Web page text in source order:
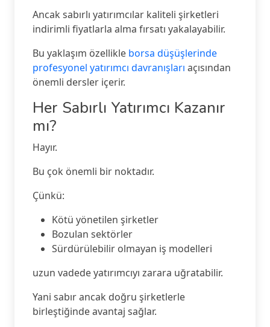
Ancak sabırlı yatırımcılar kaliteli şirketleri
indirimli fiyatlarla alma fırsatı yakalayabilir.
Bu yaklaşım özellikle borsa düşüşlerinde
profesyonel yatırımcı davranışları açısından
önemli dersler içerir.
Her Sabırlı Yatırımcı Kazanır
mı?
Hayır.
Bu çok önemli bir noktadır.
Çünkü:
Kötü yönetilen şirketler
Bozulan sektörler
Sürdürülebilir olmayan iş modelleri
uzun vadede yatırımcıyı zarara uğratabilir.
Yani sabır ancak doğru şirketlerle
birleştiğinde avantaj sağlar.